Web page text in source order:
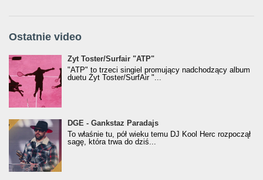
Ostatnie video
Żyt Toster/SurfAir - ATP VIDEO
Żyt Toster/Surfair "ATP"
"ATP" to trzeci singiel promujący nadchodzący album
duetu Żyt Toster/SurfAir "...
donGURALesko z nagrodą za
Klasyczny/Trueschoolowy Album Roku
(Popkillery 2023)
DGE - Gankstaz Paradajs
To właśnie tu, pół wieku temu DJ Kool Herc rozpoczął
sagę, która trwa do dziś...